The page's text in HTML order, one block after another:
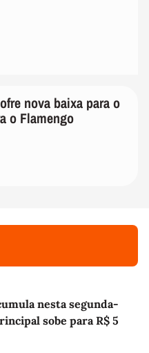
nova baixa para o
o Flamengo
nesta segunda-
sobe para R$ 5